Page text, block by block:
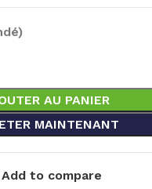
AU PANIER
MAINTENANT
Add to compare